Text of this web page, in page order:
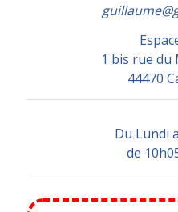
1 bis rue
44470
Du Lundi
de